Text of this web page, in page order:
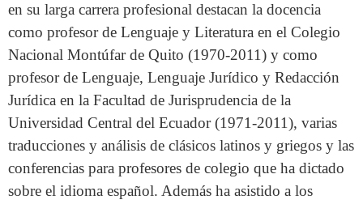
en su larga carrera profesional destacan la docencia
como profesor de Lenguaje y Literatura en el Colegio
Nacional Montúfar de Quito (1970-2011) y como
profesor de Lenguaje, Lenguaje Jurídico y Redacción
Jurídica en la Facultad de Jurisprudencia de la
Universidad Central del Ecuador (1971-2011), varias
traducciones y análisis de clásicos latinos y griegos y las
conferencias para profesores de colegio que ha dictado
sobre el idioma español. Además ha asistido a los